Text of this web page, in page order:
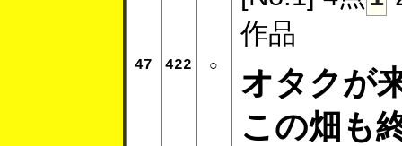
47 422 ○
作品
オタクが
この畑も